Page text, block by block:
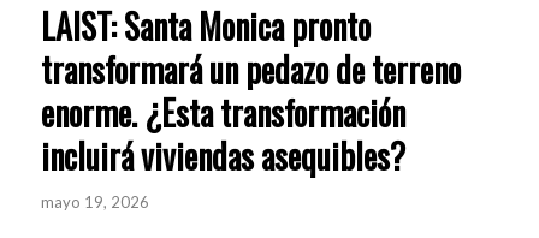
LAIST: Santa Monica pronto
transformará un pedazo de terreno
enorme. ¿Esta transformación
incluirá viviendas asequibles?
mayo 19, 2026